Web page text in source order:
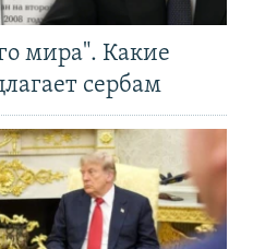
мира". Какие
сербам